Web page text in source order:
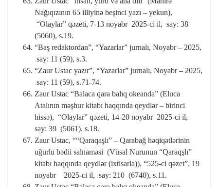
Nağıqızının 65 illiyinə beşinci yazı – yekun),
“Olaylar” qəzeti, 7-13 noyabr 2025-ci il, say: 38
(5060), s.19.
“Baş redaktordan”, “Yazarlar” jurnalı, Noyabr – 2025,
say: 11 (59), s.3.
“Zaur Ustac yazır”, “Yazarlar” jurnalı, Noyabr – 2025,
say: 11 (59), s.71-74.
Zaur Ustac “Balaca qara balıq okeanda” (Eluca
Atalının məşhur kitabı haqqında qeydlər – birinci
hissə), “Olaylar” qəzeti, 14-20 noyabr 2025-ci il,
say: 39 (5061), s.18.
Zaur Ustac, ““Qaraqaşlı” – Qarabağ həqiqətlərinin
uğurlu bədii salnaməsi (Vüsal Nurunun “Qaraqşlı”
kitabı haqqında qeydlər (ixtisarla)), “525-ci qəzet”, 19
noyabr 2025-ci il, say: 210 (6740), s.11.